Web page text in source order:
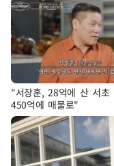
"서장훈, 28억에 산 서초
450억에 매물로"